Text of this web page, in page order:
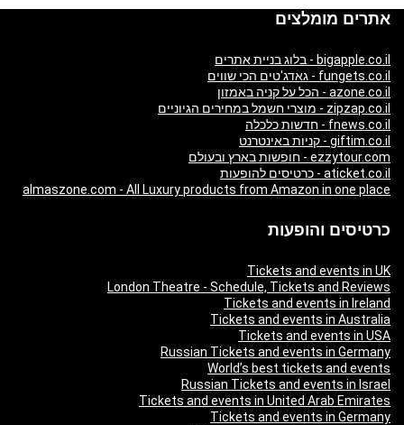
אתרים מומלצים
bigapple.co.il - בלוג בניית אתרים
fungets.co.il - גאדג'טים הכי שווים
azone.co.il - הכל על קניה באמזון
zipzap.co.il - מוצרי חשמל במחירים הגיוניים
fnews.co.il - חדשות כלכלה
giftim.co.il - קניות באינטרנט
ezzytour.com - חופשות בארץ ובעולם
aticket.co.il - כרטיסים להופעות
almaszone.com - All Luxury products from Amazon in one place
כרטיסים והופעות
Tickets and events in UK
London Theatre - Schedule, Tickets and Reviews
Tickets and events in Ireland
Tickets and events in Australia
Tickets and events in USA
Russian Tickets and events in Germany
World’s best tickets and events
Russian Tickets and events in Israel
Tickets and events in United Arab Emirates
Tickets and events in Germany